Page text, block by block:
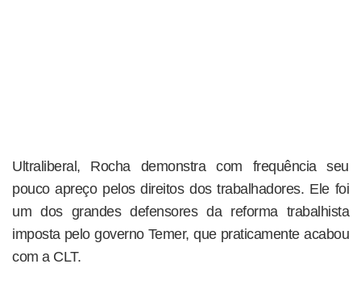
Ultraliberal, Rocha demonstra com frequência seu
pouco apreço pelos direitos dos trabalhadores. Ele foi
um dos grandes defensores da reforma trabalhista
imposta pelo governo Temer, que praticamente acabou
com a CLT.